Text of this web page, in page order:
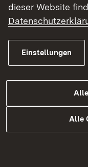
Messwerte
oberirdischen
Betriebshöfe
dieser Website
Einstellungen
Alle